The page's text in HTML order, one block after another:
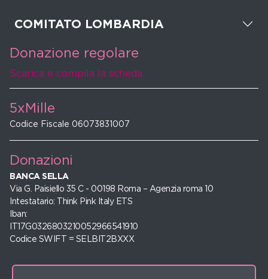
COMITATO LOMBARDIA
Donazione regolare
Scarica e compila la scheda
5xMille
Codice Fiscale 06073831007
Donazioni
BANCA SELLA
Via G. Paisiello 35 C - 00198 Roma – Agenzia roma 10
Intestatario: Think Pink Italy ETS
Iban:
IT17G0326803210052966541910
Codice SWIFT = SELBIT2BXXX